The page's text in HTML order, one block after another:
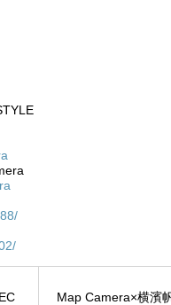
Map Camera×横濱